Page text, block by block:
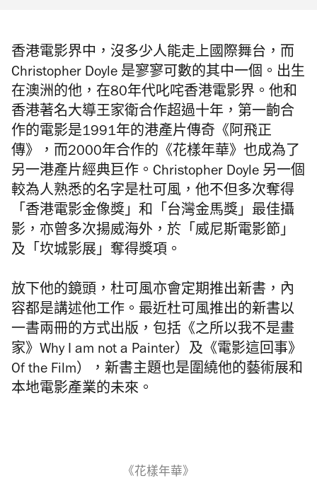
香港電影界中，沒多少人能走上國際舞台，而
Christopher Doyle 是寥寥可數的其中一個。出生
在澳洲的他，在80年代叱咤香港電影界。他和
香港著名大導王家衛合作超過十年，第一齣合
作的電影是1991年的港產片傳奇《阿飛正
傳》，而2000年合作的《花樣年華》也成為了
另一港產片經典巨作。Christopher Doyle 另一個
較為人熟悉的名字是杜可風，他不但多次奪得
「香港電影金像獎」和「台灣金馬獎」最佳攝
影，亦曾多次揚威海外，於「威尼斯電影節」
及「坎城影展」奪得獎項。
放下他的鏡頭，杜可風亦會定期推出新書，內
容都是講述他工作。最近杜可風推出的新書以
一書兩冊的方式出版，包括《之所以我不是畫
家》Why I am not a Painter）及《電影這回事》
Of the Film），新書主題也是圍繞他的藝術展和
本地電影產業的未來。
《花樣年華》